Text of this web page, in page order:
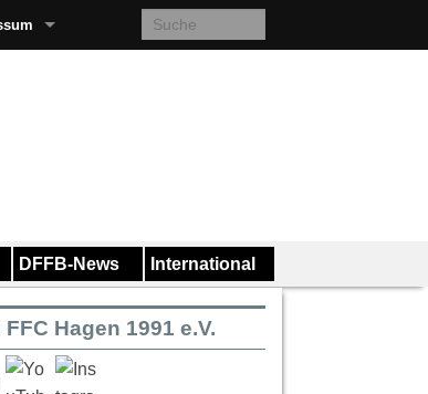
DFFB-News International
Hagen 1991 e.V.